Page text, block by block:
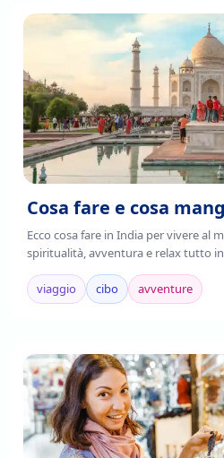
Cosa fare e cosa
Ecco cosa fare in India per vivere al
spiritualità, avventura e relax tutto
viaggio cibo avventure